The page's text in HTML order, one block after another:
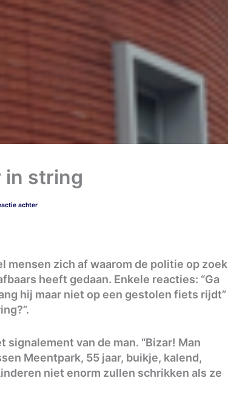
in string
achter
mensen zich af waarom de politie op zoek
heeft gedaan. Enkele reacties: “Ga
hij maar niet op een gestolen fiets rijdt”
van de man. “Bizar! Man
Meentpark, 55 jaar, buikje, kalend,
niet enorm zullen schrikken als ze